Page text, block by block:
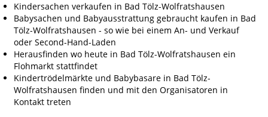
Kindersachen verkaufen in Bad Tölz-Wolfratshausen
Babysachen und Babyausstrattung gebraucht kaufen in Bad
Tölz-Wolfratshausen - so wie bei einem An- und Verkauf
oder Second-Hand-Laden
Herausfinden wo heute in Bad Tölz-Wolfratshausen ein
Flohmarkt stattfindet
Kindertrödelmärkte und Babybasare in Bad Tölz-
Wolfratshausen finden und mit den Organisatoren in
Kontakt treten